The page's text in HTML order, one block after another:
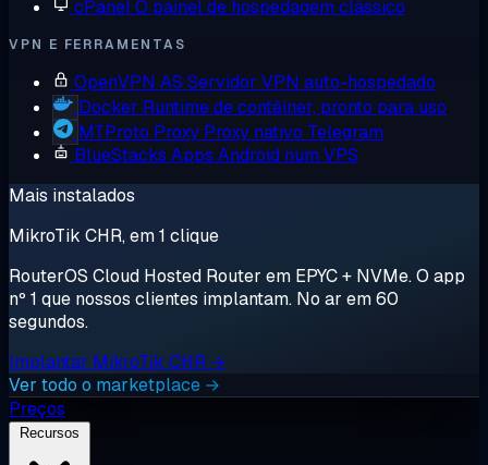
cPanelO painel de hospedagem clássico
VPN E FERRAMENTAS
OpenVPN AS Servidor VPN auto-hospedado
Docker Runtime de contêiner, pronto para uso
MTProto Proxy Proxy nativo Telegram
BlueStacks Apps Android num VPS
Mais instalados
MikroTik CHR, em 1 clique
RouterOS Cloud Hosted Router em EPYC + NVMe. O app
nº 1 que nossos clientes implantam. No ar em 60
segundos.
Implantar MikroTik CHR →
Ver todo o marketplace →
Preços